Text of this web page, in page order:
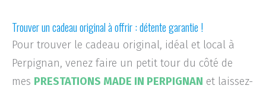
Trouver un cadeau original à offrir : détente garantie !
Pour trouver le cadeau original, idéal et local à
Perpignan, venez faire un petit tour du côté de
mes PRESTATIONS MADE IN PERPIGNAN et laissez-